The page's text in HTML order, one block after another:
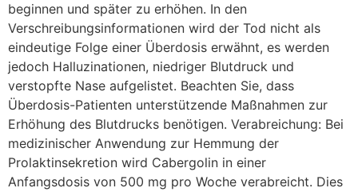
beginnen und später zu erhöhen. In den
Verschreibungsinformationen wird der Tod nicht als
eindeutige Folge einer Überdosis erwähnt, es werden
jedoch Halluzinationen, niedriger Blutdruck und
verstopfte Nase aufgelistet. Beachten Sie, dass
Überdosis-Patienten unterstützende Maßnahmen zur
Erhöhung des Blutdrucks benötigen. Verabreichung: Bei
medizinischer Anwendung zur Hemmung der
Prolaktinsekretion wird Cabergolin in einer
Anfangsdosis von 500 mg pro Woche verabreicht. Dies